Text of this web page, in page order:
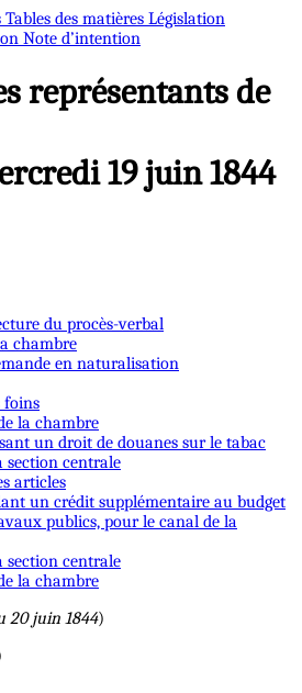
Tables des matières Législation
Note d’intention
représentants de
19 juin 1844
du procès-verbal
chambre
en naturalisation
foins
la chambre
un droit de douanes sur le tabac
section centrale
articles
un crédit supplémentaire au budget
publics, pour le canal de la
section centrale
la chambre
20 juin 1844)